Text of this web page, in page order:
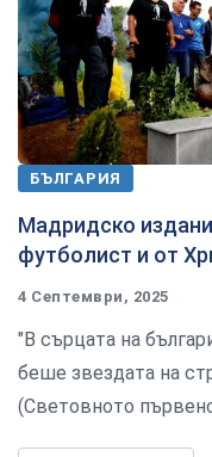
БЪЛГАРИЯ
Мадридско
футболист и от
4 Септември, 2025
"В сърцата на
беше звездата на
(Световното